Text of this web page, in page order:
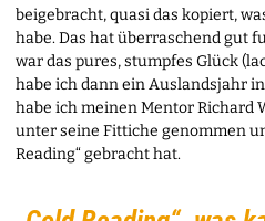
beigebracht, quasi das kopiert,
habe. Das hat überraschend gut
war das pures, stumpfes Glück
habe ich dann ein Auslandsjahr
habe ich meinen Mentor Richard
unter seine Fittiche genommen
Reading“ gebracht hat.